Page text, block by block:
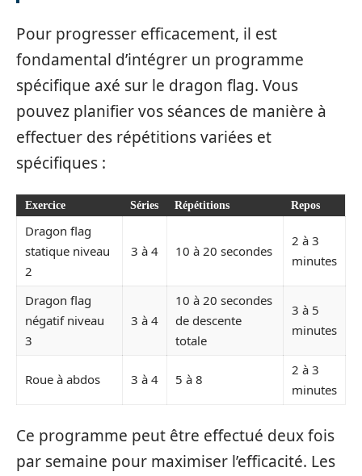
Pour progresser efficacement, il est
fondamental d’intégrer un programme
spécifique axé sur le dragon flag. Vous
pouvez planifier vos séances de manière à
effectuer des répétitions variées et
spécifiques :
Exercice Séries Répétitions Repos
Dragon flag
statique niveau
2
3 à 4 10 à 20 secondes
2 à 3
minutes
Dragon flag
négatif niveau
3
3 à 4
10 à 20 secondes
de descente
totale
3 à 5
minutes
Roue à abdos 3 à 4 5 à 8
2 à 3
minutes
Ce programme peut être effectué deux fois
par semaine pour maximiser l’efficacité. Les